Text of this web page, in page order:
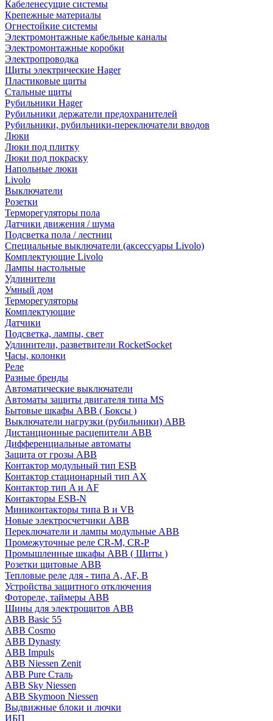
Кабеленесущие системы
Крепежные материалы
Огнестойкие системы
Электромонтажные кабельные каналы
Электромонтажные коробки
Электропроводка
Щиты электрические Hager
Пластиковые щиты
Стальные щиты
Рубильники Hager
Рубильники держатели предохранителей
Рубильники, рубильники-переключатели вводов
Люки
Люки под плитку
Люки под покраску
Напольные люки
Livolo
Выключатели
Розетки
Терморегуляторы пола
Датчики движения / шума
Подсветка пола / лестниц
Специальные выключатели (аксессуары Livolo)
Комплектующие Livolo
Лампы настольные
Удлинители
Умный дом
Терморегуляторы
Комплектующие
Датчики
Подсветка, лампы, свет
Удлинители, разветвители RocketSocket
Часы, колонки
Реле
Разные бренды
Автоматические выключатели
Автоматы защиты двигателя типа MS
Бытовые шкафы ABB ( Боксы )
Выключатели нагрузки (рубильники) ABB
Дистанционные расцепители ABB
Дифференциальные автоматы
Защита от грозы ABB
Контактор модульный тип ESB
Контактор стационарный тип AX
Контактор тип A и AF
Контакторы ESB-N
Миниконтакторы типа B и VB
Новые электросчетчики ABB
Переключатели и лампы модульные ABB
Промежуточные реле CR-M, CR-P
Промышленные шкафы ABB ( Щиты )
Розетки щитовые ABB
Тепловые реле для - типа A, AF, B
Устройства защитного отключения
Фотореле, таймеры ABB
Шины для электрощитов АВВ
ABB Basic 55
ABB Cosmo
ABB Dynasty
ABB Impuls
ABB Niessen Zenit
ABB Pure Сталь
ABB Sky Niessen
ABB Skymoon Niessen
Выдвижные блоки и лючки
ИБП